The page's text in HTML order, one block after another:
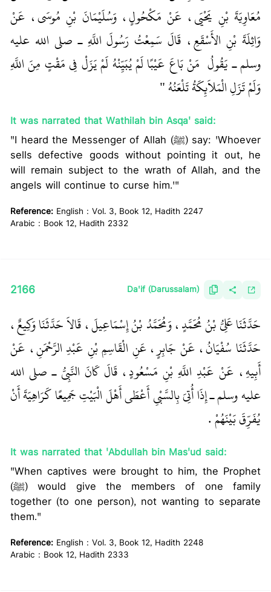
مُعَاوِيَةَ بْنِ يَحْيَى، عَنْ مَكْحُولٍ، وَسُلَيْمَانَ بْنِ مُوسَى، عَنْ
وَاثِلَةَ بْنِ الأَسْقَعِ، قَالَ سَمِعْتُ رَسُولَ اللَّهِ ـ صلى الله عليه
وسلم ـ يَقُولُ ‏ ‏ مَنْ بَاعَ عَيْبًا لَمْ يُبَيِّنْهُ لَمْ يَزَلْ فِي مَقْتٍ مِنَ اللَّهِ
وَلَمْ تَزَلِ الْمَلاَئِكَةُ تَلْعَنُهُ ‏"
It was narrated that Wathilah bin Asqa' said:
"I heard the Messenger of Allah (ﷺ) say: 'Whoever
sells defective goods without pointing it out, he
will remain subject to the wrath of Allah, and the
angels will continue to curse him.'"
Reference: English : Vol. 3, Book 12, Hadith 2247
Arabic : Book 12, Hadith 2332
2166 Da'if (Darussalam)
حَدَّثَنَا عَلِيُّ بْنُ مُحَمَّدٍ، وَمُحَمَّدُ بْنُ إِسْمَاعِيلَ، قَالاَ حَدَّثَنَا وَكِيعٌ،
حَدَّثَنَا سُفْيَانُ، عَنْ جَابِرٍ، عَنِ الْقَاسِمِ بْنِ عَبْدِ الرَّحْمَنِ، عَنْ
أَبِيهِ، عَنْ عَبْدِ اللَّهِ بْنِ مَسْعُودٍ، قَالَ كَانَ النَّبِيُّ ـ صلى الله
عليه وسلم ـ إِذَا أُتِيَ بِالسَّبْىِ أَعْطَى أَهْلَ الْبَيْتِ جَمِيعًا كَرَاهِيَةَ أَنْ
يُفَرِّقَ بَيْنَهُمْ ‏.‏
It was narrated that 'Abdullah bin Mas'ud said:
"When captives were brought to him, the Prophet
(ﷺ) would give the members of one family
together (to one person), not wanting to separate
them."
Reference: English : Vol. 3, Book 12, Hadith 2248
Arabic : Book 12, Hadith 2333